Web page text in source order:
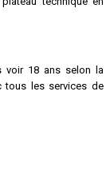
voir 18 ans selon la
tous les services de